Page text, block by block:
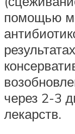
помощью
через 2-3
лекарств.